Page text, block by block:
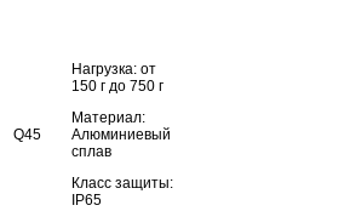
Q45
Нагрузка: от
150 г до 750 г
Материал:
Алюминиевый
сплав
Класс защиты:
IP65